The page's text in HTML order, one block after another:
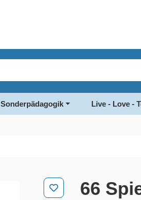
Sonderpädagogik Live - Love -
66